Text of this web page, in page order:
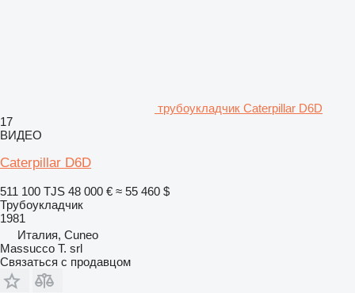
трубоукладчик Caterpillar D6D
17
ВИДЕО
Caterpillar D6D
511 100 TJS 48 000 € ≈ 55 460 $
Трубоукладчик
1981
Италия, Cuneo
Massucco T. srl
Связаться с продавцом